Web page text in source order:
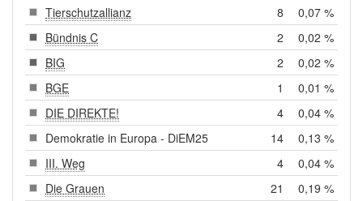
Tierschutzallianz
8
0,07 %
Bündnis C
2
0,02 %
BIG
2
0,02 %
BGE
1
0,01 %
DIE DIREKTE!
4
0,04 %
Demokratie in Europa - DiEM25
14
0,13 %
III. Weg
4
0,04 %
Die Grauen
21
0,19 %